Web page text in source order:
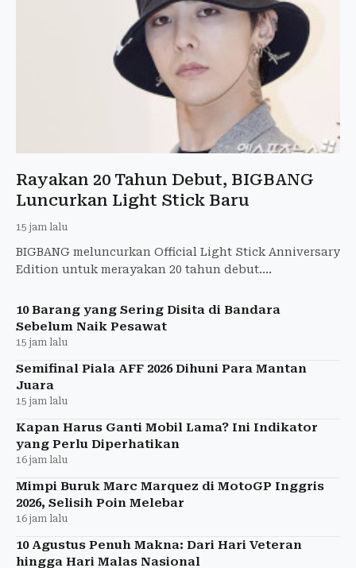
Rayakan 20 Tahun Debut, BIGBANG
Luncurkan Light Stick Baru
15 jam lalu
BIGBANG meluncurkan Official Light Stick Anniversary
Edition untuk merayakan 20 tahun debut.
COSMOS yang j
10 Barang yang Sering Disita di Bandara
Sebelum Naik Pesawat
15 jam lalu
Semifinal Piala AFF 2026 Dihuni Para Mantan
Juara
15 jam lalu
Kapan Harus Ganti Mobil Lama? Ini Indikator
yang Perlu Diperhatikan
16 jam lalu
Mimpi Buruk Marc Marquez di MotoGP Inggris
2026, Selisih Poin Melebar
16 jam lalu
10 Agustus Penuh Makna: Dari Hari Veteran
hingga Hari Malas Nasional